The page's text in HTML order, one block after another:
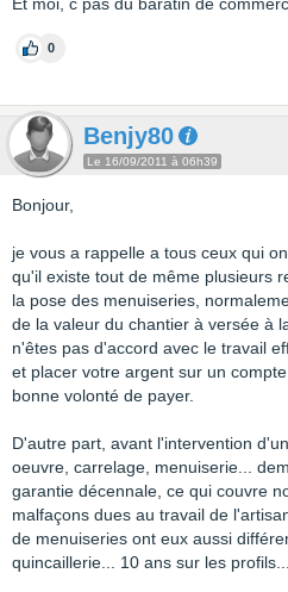
0
Benjy80
Le 16/09/2011 à 06h39
Bonjour,
je vous a rappelle a tous ceux qui
qu'il existe tout de même plusieurs
la pose des menuiseries,
de la valeur du chantier à versée à
n'êtes pas d'accord avec le travail
et placer votre argent sur un
bonne volonté de payer.
D'autre part, avant l'intervention
oeuvre, carrelage, menuiserie...
garantie décennale, ce qui couvre
malfaçons dues au travail de
de menuiseries ont eux aussi
quincaillerie... 10 ans sur les profils...